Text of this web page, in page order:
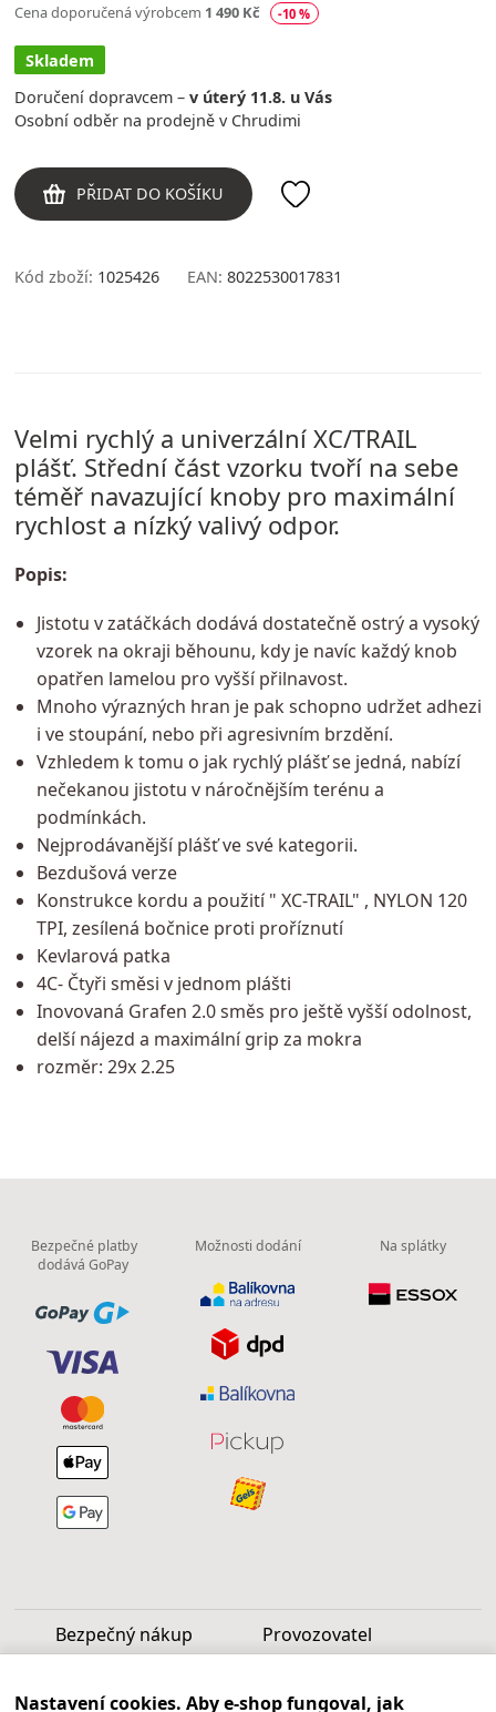
Cena doporučená výrobcem 1 490 Kč -10 %
Skladem
Doručení dopravcem – v úterý 11.8. u Vás
Osobní odběr na prodejně v Chrudimi
PŘIDAT DO KOŠÍKU
Kód zboží: 1025426 EAN: 8022530017831
Velmi rychlý a univerzální XC/TRAIL
plášť. Střední část vzorku tvoří na sebe
téměř navazující knoby pro maximální
rychlost a nízký valivý odpor.
Popis:
Jistotu v zatáčkách dodává dostatečně ostrý a vysoký
vzorek na okraji běhounu, kdy je navíc každý knob
opatřen lamelou pro vyšší přilnavost.
Mnoho výrazných hran je pak schopno udržet adhezi
i ve stoupání, nebo při agresivním brzdění.
Vzhledem k tomu o jak rychlý plášť se jedná, nabízí
nečekanou jistotu v náročnějším terénu a
podmínkách.
Nejprodávanější plášť ve své kategorii.
Bezdušová verze
Konstrukce kordu a použití " XC-TRAIL" , NYLON 120
TPI, zesílená bočnice proti proříznutí
Kevlarová patka
4C- Čtyři směsi v jednom plášti
Inovovaná Grafen 2.0 směs pro ještě vyšší odolnost,
delší nájezd a maximální grip za mokra
rozměr: 29x 2.25
Bezpečné platby
dodává GoPay
Možnosti dodání Na splátky
Bezpečný nákup Provozovatel
Nastavení cookies. Aby e-shop fungoval, jak